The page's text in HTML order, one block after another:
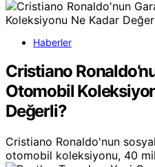
Haberler
Cristiano
Otomobil
Değerli?
Cristiano Ronaldo'nun
otomobil koleksiyonu, 40